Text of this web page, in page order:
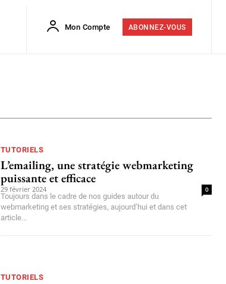
Mon Compte ABONNEZ-VOUS
TUTORIELS
L’emailing, une stratégie webmarketing
puissante et efficace
29 février 2024 0
Toujours dans le cadre de nos guides autour du
webmarketing et ses stratégies, aujourd’hui et dans cet
article...
TUTORIELS